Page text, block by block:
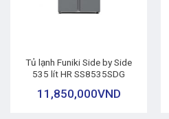
Tủ lạnh Funiki Side by Side
535 lít HR SS8535SDG
11,850,000VND